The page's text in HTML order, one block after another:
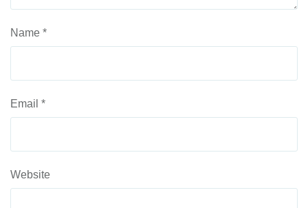
Name *
Email *
Website